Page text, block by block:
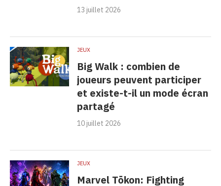
13 juillet 2026
JEUX
Big Walk : combien de
joueurs peuvent participer
et existe-t-il un mode écran
partagé
10 juillet 2026
JEUX
Marvel Tōkon: Fighting